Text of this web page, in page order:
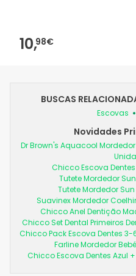
10,98€
BUSCAS
Escovas
Novidades
Dr Brown's Aquacool
Chicco Escova
Tutete Mordedor
Tutete Mordedor
Suavinex Mordedor
Chicco Anel Dentição
Chicco Set Dental Primeiros
Chicco Pack Escova Dentes
Farline Mordedor
Chicco Escova Dentes Azul